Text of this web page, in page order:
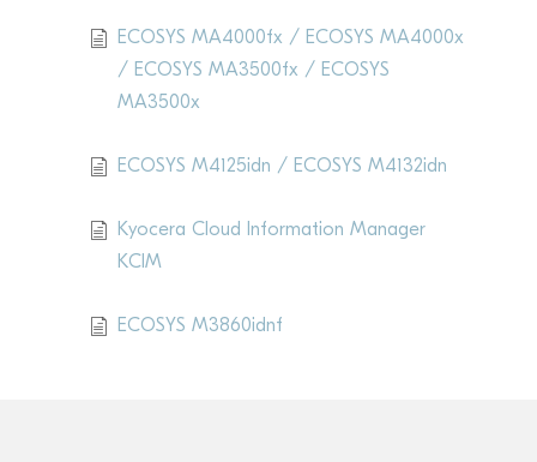
ECOSYS MA4000fx / ECOSYS MA4000x
/ ECOSYS MA3500fx / ECOSYS
MA3500x
ECOSYS M4125idn / ECOSYS M4132idn
Kyocera Cloud Information Manager
KCIM
ECOSYS M3860idnf